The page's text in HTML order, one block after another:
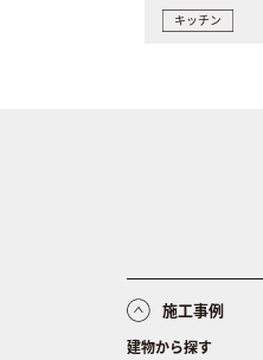
キッチン
施工事例
建物から探す